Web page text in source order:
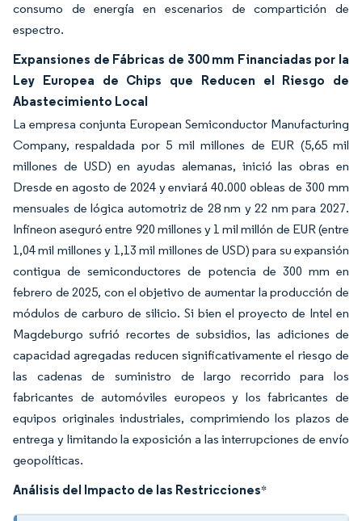
consumo de energía en escenarios de compartición de
espectro.
Expansiones de Fábricas de 300 mm Financiadas por la
Ley Europea de Chips que Reducen el Riesgo de
Abastecimiento Local
La empresa conjunta European Semiconductor Manufacturing
Company, respaldada por 5 mil millones de EUR (5,65 mil
millones de USD) en ayudas alemanas, inició las obras en
Dresde en agosto de 2024 y enviará 40.000 obleas de 300 mm
mensuales de lógica automotriz de 28 nm y 22 nm para 2027.
Infineon aseguró entre 920 millones y 1 mil millón de EUR (entre
1,04 mil millones y 1,13 mil millones de USD) para su expansión
contigua de semiconductores de potencia de 300 mm en
febrero de 2025, con el objetivo de aumentar la producción de
módulos de carburo de silicio. Si bien el proyecto de Intel en
Magdeburgo sufrió recortes de subsidios, las adiciones de
capacidad agregadas reducen significativamente el riesgo de
las cadenas de suministro de largo recorrido para los
fabricantes de automóviles europeos y los fabricantes de
equipos originales industriales, comprimiendo los plazos de
entrega y limitando la exposición a las interrupciones de envío
geopolíticas.
Análisis del Impacto de las Restricciones*